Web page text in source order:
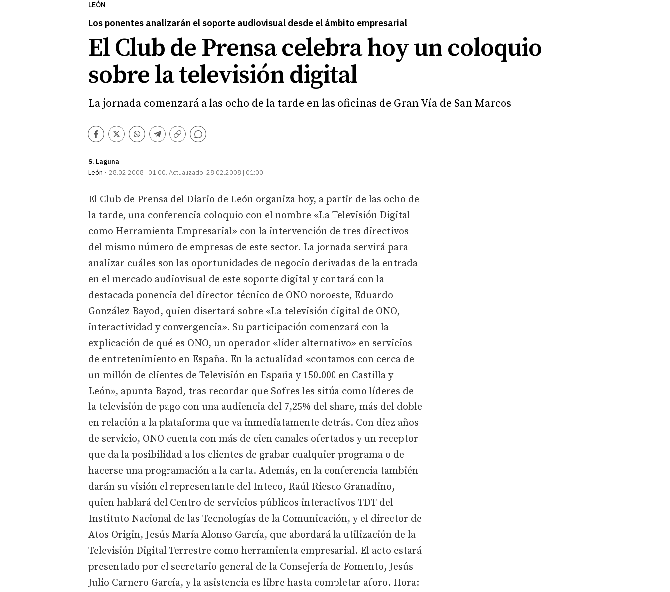
LEÓN
Los ponentes analizarán el soporte audiovisual desde el ámbito empresarial
El Club de Prensa celebra hoy un coloquio
sobre la televisión digital
La jornada comenzará a las ocho de la tarde en las oficinas de Gran Vía de San Marcos
Facebook
TwitterWhatsapp
Telegram
Copiar
Comentarios
S. Laguna
León
28.02.2008 | 01:00 Actualizado: 28.02.2008 | 01:00
El Club de Prensa del Diario de León organiza hoy, a partir de las ocho de
la tarde, una conferencia coloquio con el nombre «La Televisión Digital
como Herramienta Empresarial» con la intervención de tres directivos
del mismo número de empresas de este sector. La jornada servirá para
analizar cuáles son las oportunidades de negocio derivadas de la entrada
en el mercado audiovisual de este soporte digital y contará con la
destacada ponencia del director técnico de ONO noroeste, Eduardo
González Bayod, quien disertará sobre «La televisión digital de ONO,
interactividad y convergencia». Su participación comenzará con la
explicación de qué es ONO, un operador «líder alternativo» en servicios
de entretenimiento en España. En la actualidad «contamos con cerca de
un millón de clientes de Televisión en España y 150.000 en Castilla y
León», apunta Bayod, tras recordar que Sofres les sitúa como líderes de
la televisión de pago con una audiencia del 7,25% del share, más del doble
en relación a la plataforma que va inmediatamente detrás. Con diez años
de servicio, ONO cuenta con más de cien canales ofertados y un receptor
que da la posibilidad a los clientes de grabar cualquier programa o de
hacerse una programación a la carta. Además, en la conferencia también
darán su visión el representante del Inteco, Raúl Riesco Granadino,
quien hablará del Centro de servicios públicos interactivos TDT del
Instituto Nacional de las Tecnologías de la Comunicación, y el director de
Atos Origin, Jesús María Alonso García, que abordará la utilización de la
Televisión Digital Terrestre como herramienta empresarial. El acto estará
presentado por el secretario general de la Consejería de Fomento, Jesús
Julio Carnero García, y la asistencia es libre hasta completar aforo. Hora: